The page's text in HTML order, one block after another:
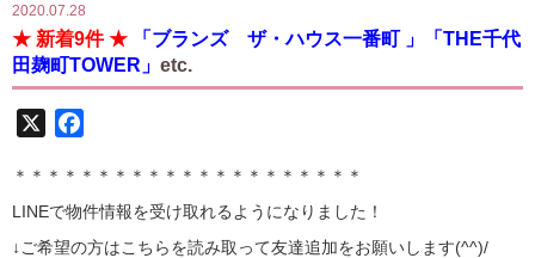
2020.07.28
★ 新着9件 ★
「ブランズ ザ・ハウス一番町 」「THE千代
田麹町TOWER」 etc.
＊＊＊＊＊＊＊＊＊＊＊＊＊＊＊＊＊＊＊＊＊
LINEで物件情報を受け取れるようになりました！
↓ご希望の方はこちらを読み取って友達追加をお願いします(^^)/